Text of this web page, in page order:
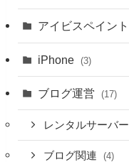
アイビスペイント
iPhone (3)
ブログ運営 (17)
レンタルサーバー
ブログ関連 (4)